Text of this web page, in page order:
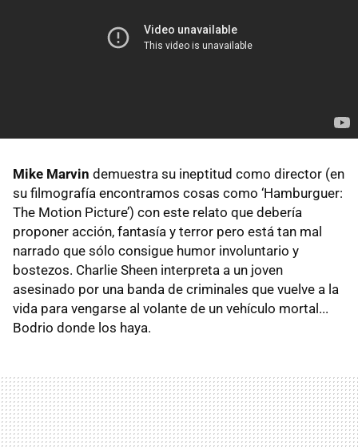
Mike Marvin demuestra su ineptitud como director (en
su filmografía encontramos cosas como ‘Hamburguer:
The Motion Picture’) con este relato que debería
proponer acción, fantasía y terror pero está tan mal
narrado que sólo consigue humor involuntario y
bostezos. Charlie Sheen interpreta a un joven
asesinado por una banda de criminales que vuelve a la
vida para vengarse al volante de un vehículo mortal...
Bodrio donde los haya.